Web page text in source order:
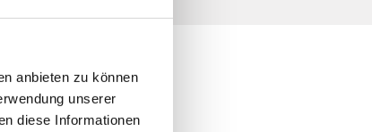
anbieten zu können
unserer
diese Informationen